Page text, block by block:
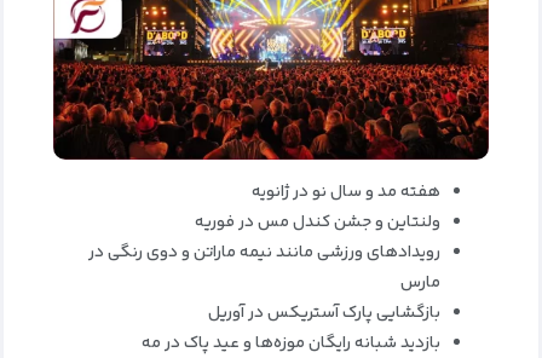
هفته مد و سال نو در ژانویه
ولنتاین و جشن کندل مس در فوریه
رویدادهای ورزشی مانند نیمه ماراتن و دوی رنگی در
مارس
بازگشایی پارک آستریکس در آوریل
بازدید شبانه رایگان موزه‌ها و عید پاک در مه